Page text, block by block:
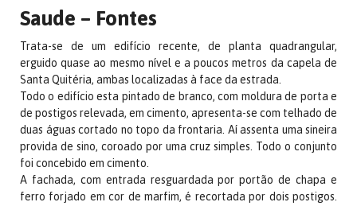
Saude – Fontes
Trata-se de um edifício recente, de planta quadrangular,
erguido quase ao mesmo nível e a poucos metros da capela de
Santa Quitéria, ambas localizadas à face da estrada.
Todo o edifício esta pintado de branco, com moldura de porta e
de postigos relevada, em cimento, apresenta-se com telhado de
duas águas cortado no topo da frontaria. Aí assenta uma sineira
provida de sino, coroado por uma cruz simples. Todo o conjunto
foi concebido em cimento.
A fachada, com entrada resguardada por portão de chapa e
ferro forjado em cor de marfim, é recortada por dois postigos.